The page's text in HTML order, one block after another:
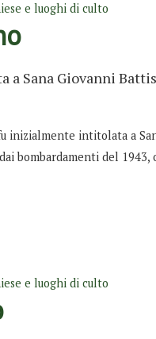
e luoghi di culto
Sana Giovanni
inizialmente intitolata a
bombardamenti del
e luoghi di culto